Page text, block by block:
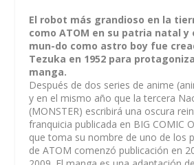
El robot más grandioso en la
como ATOM en su patria natal y
mun-do como astro boy fue
Tezuka en 1952 para
manga.
Después de dos series de anime
y en el mismo año que la tercera
(MONSTER) escribirá una oscura
franquicia publicada en BIG COMIC
que toma su nombre de uno de los
de ATOM comenzó publicación en